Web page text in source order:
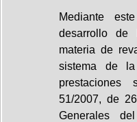
Mediante
desarrollo de
materia de
sistema de
51/2007, de
Generales